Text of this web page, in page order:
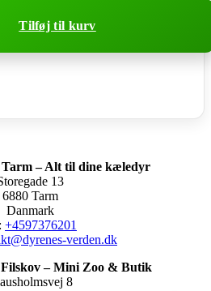
Tilføj til kurv
Tarm – Alt til dine kæledyr
13
6880 Tarm
Danmark
+4597376201
verden.dk
Filskov – Mini Zoo & Butik
8